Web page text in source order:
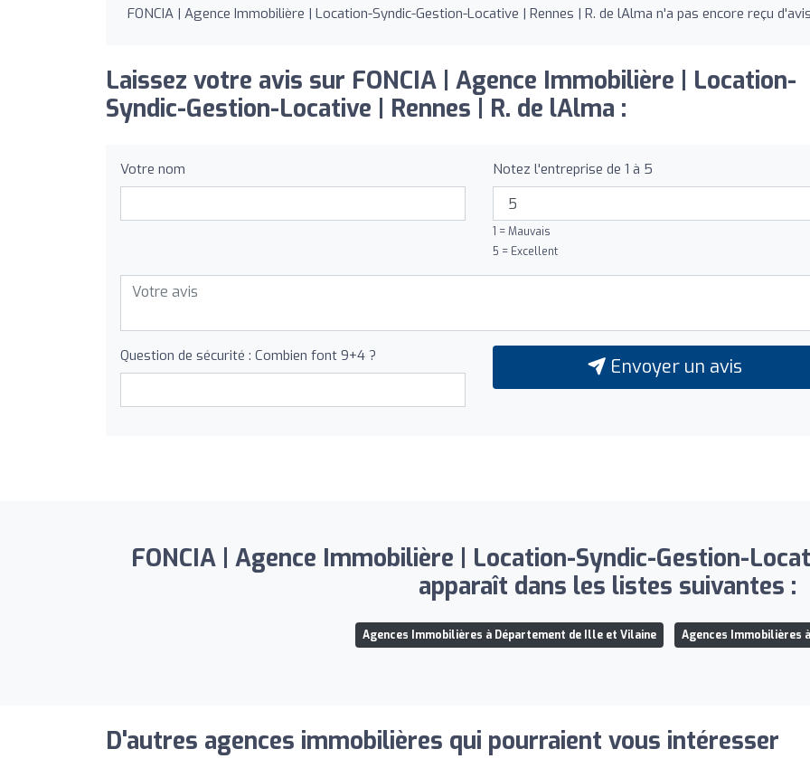
FONCIA | Agence Immobilière | Location-Syndic-Gestion-Locative | Rennes | R. de lAlma n'a pas encore reçu
Laissez votre avis sur FONCIA | Agence Immobilière | Location-
Syndic-Gestion-Locative | Rennes | R. de lAlma :
Votre nom Notez l'entreprise de 1 à 5
1 = Mauvais
5 = Excellent
Question de sécurité : Combien font 9+4 ? Envoyer un avis
FONCIA | Agence Immobilière | Location-Syndic-Gestion-
apparaît dans les listes suivantes :
Agences Immobilières à Département de Ille et Vilaine Agences Immobilières
D'autres agences immobilières qui pourraient vous intéresser